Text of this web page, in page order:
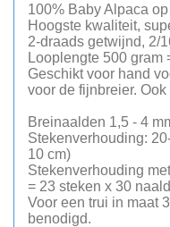
100% Baby Alpaca
Hoogste kwaliteit,
2-draads getwijnd, 2/
Looplengte 500 gram
Geschikt voor hand
voor de fijnbreier.
Breinaalden 1,5 - 4
Stekenverhouding:
10 cm)
Stekenverhouding
= 23 steken x 30
Voor een trui in maat
benodigd.